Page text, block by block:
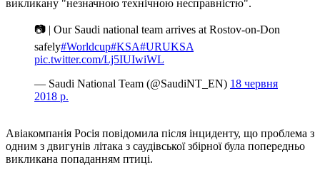
викликану "незначною технічною несправністю".
📷 | Our Saudi national team arrives at Rostov-on-Don
safely#Worldcup#KSA#URUKSA
pic.twitter.com/Lj5IUIwiWL
— Saudi National Team (@SaudiNT_EN) 18 червня
2018 р.
Авіакомпанія Росія повідомила після інциденту, що проблема з
одним з двигунів літака з саудівської збірної була попередньо
викликана попаданням птиці.